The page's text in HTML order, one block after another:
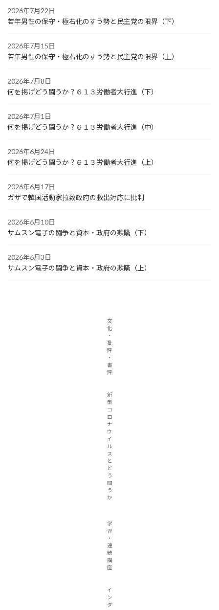
2026年7月22日
若年男性の保守・極右化のすう勢と民主党の限界（下）
2026年7月15日
若年男性の保守・極右化のすう勢と民主党の限界（上）
2026年7月8日
何を掲げどう闘うか？６１３労働者大行進（下）
2026年7月1日
何を掲げどう闘うか？６１３労働者大行進（中）
2026年6月24日
何を掲げどう闘うか？６１３労働者大行進（上）
2026年6月17日
ガザで韓国活動家拉致政府の救出対応に批判
2026年6月10日
サムスン電子の闘争と資本・政府の欺瞞（下）
2026年6月3日
サムスン電子の闘争と資本・政府の欺瞞（上）
文
化
・
批
評
・
書
評
新
型
コ
ロ
ナ
ウ
イ
ル
ス
と
ど
う
闘
う
か
学
習
・
連
続
講
座
イ
ン
タ